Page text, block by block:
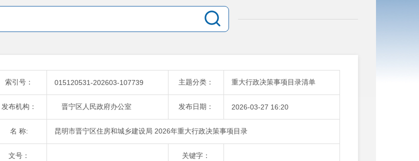
索引号： 015120531-202603-107739 主题分类： 重大行政决策事项目录清单
发布机构： 晋宁区人民政府办公室 发布日期： 2026-03-27 16:20
名 称: 昆明市晋宁区住房和城乡建设局 2026年重大行政决策事项目录
文号： 关键字：